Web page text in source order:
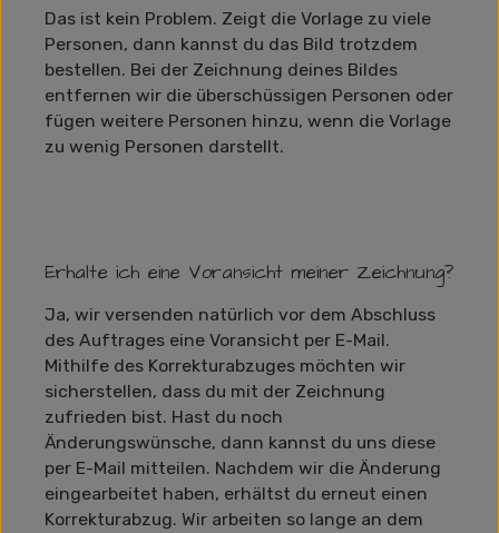
Das ist kein Problem. Zeigt die Vorlage zu viele
Personen, dann kannst du das Bild trotzdem
bestellen. Bei der Zeichnung deines Bildes
entfernen wir die überschüssigen Personen oder
fügen weitere Personen hinzu, wenn die Vorlage
zu wenig Personen darstellt.
Erhalte ich eine Voransicht meiner Zeichnung?
Ja, wir versenden natürlich vor dem Abschluss
des Auftrages eine Voransicht per E-Mail.
Mithilfe des Korrekturabzuges möchten wir
sicherstellen, dass du mit der Zeichnung
zufrieden bist. Hast du noch
Änderungswünsche, dann kannst du uns diese
per E-Mail mitteilen. Nachdem wir die Änderung
eingearbeitet haben, erhältst du erneut einen
Korrekturabzug. Wir arbeiten so lange an dem